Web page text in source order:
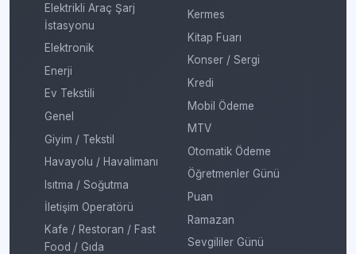
Elektrikli Araç Şarj
İstasyonu
Elektronik
Enerji
Ev Tekstili
Genel
Giyim / Tekstil
Havayolu / Havalimanı
Isıtma / Soğutma
İletişim Operatörü
Kafe / Restoran / Fast
Food / Gıda
Kermes
Kitap Fuarı
Konser / Sergi
Kredi
Mobil Ödeme
MTV
Otomatik Ödeme
Öğretmenler Günü
Puan
Ramazan
Sevgililer Günü